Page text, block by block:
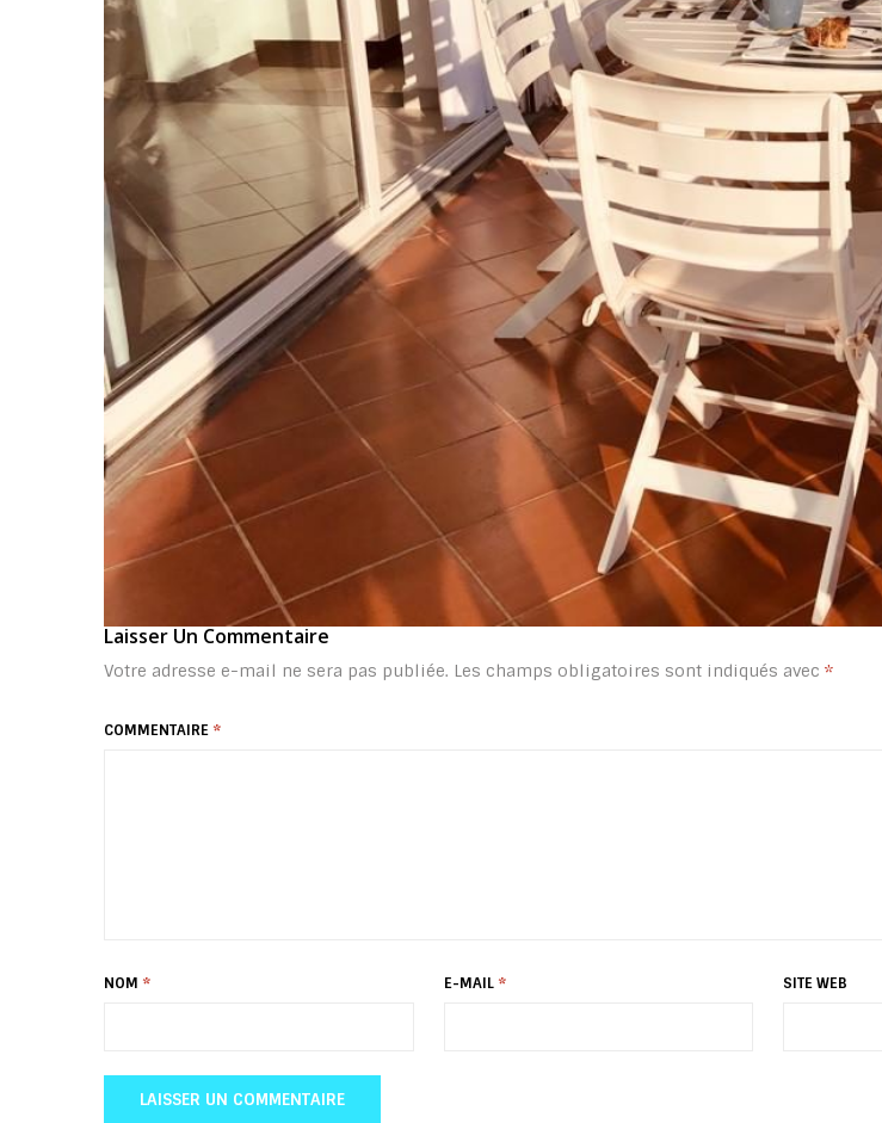
Laisser Un Commentaire
Votre adresse e-mail ne sera pas publiée. Les champs obligatoires sont indiqués avec *
COMMENTAIRE *
NOM * E-MAIL * SITE WEB